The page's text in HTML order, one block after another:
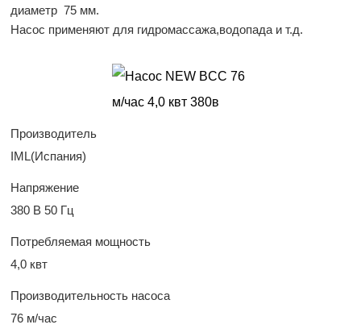
диаметр 75 мм.
Насос применяют для гидромассажа,водопада и т.д.
Производитель
IML(Испания)
Напряжение
380 В 50 Гц
Потребляемая мощность
4,0 квт
Производительность насоса
76 м/час